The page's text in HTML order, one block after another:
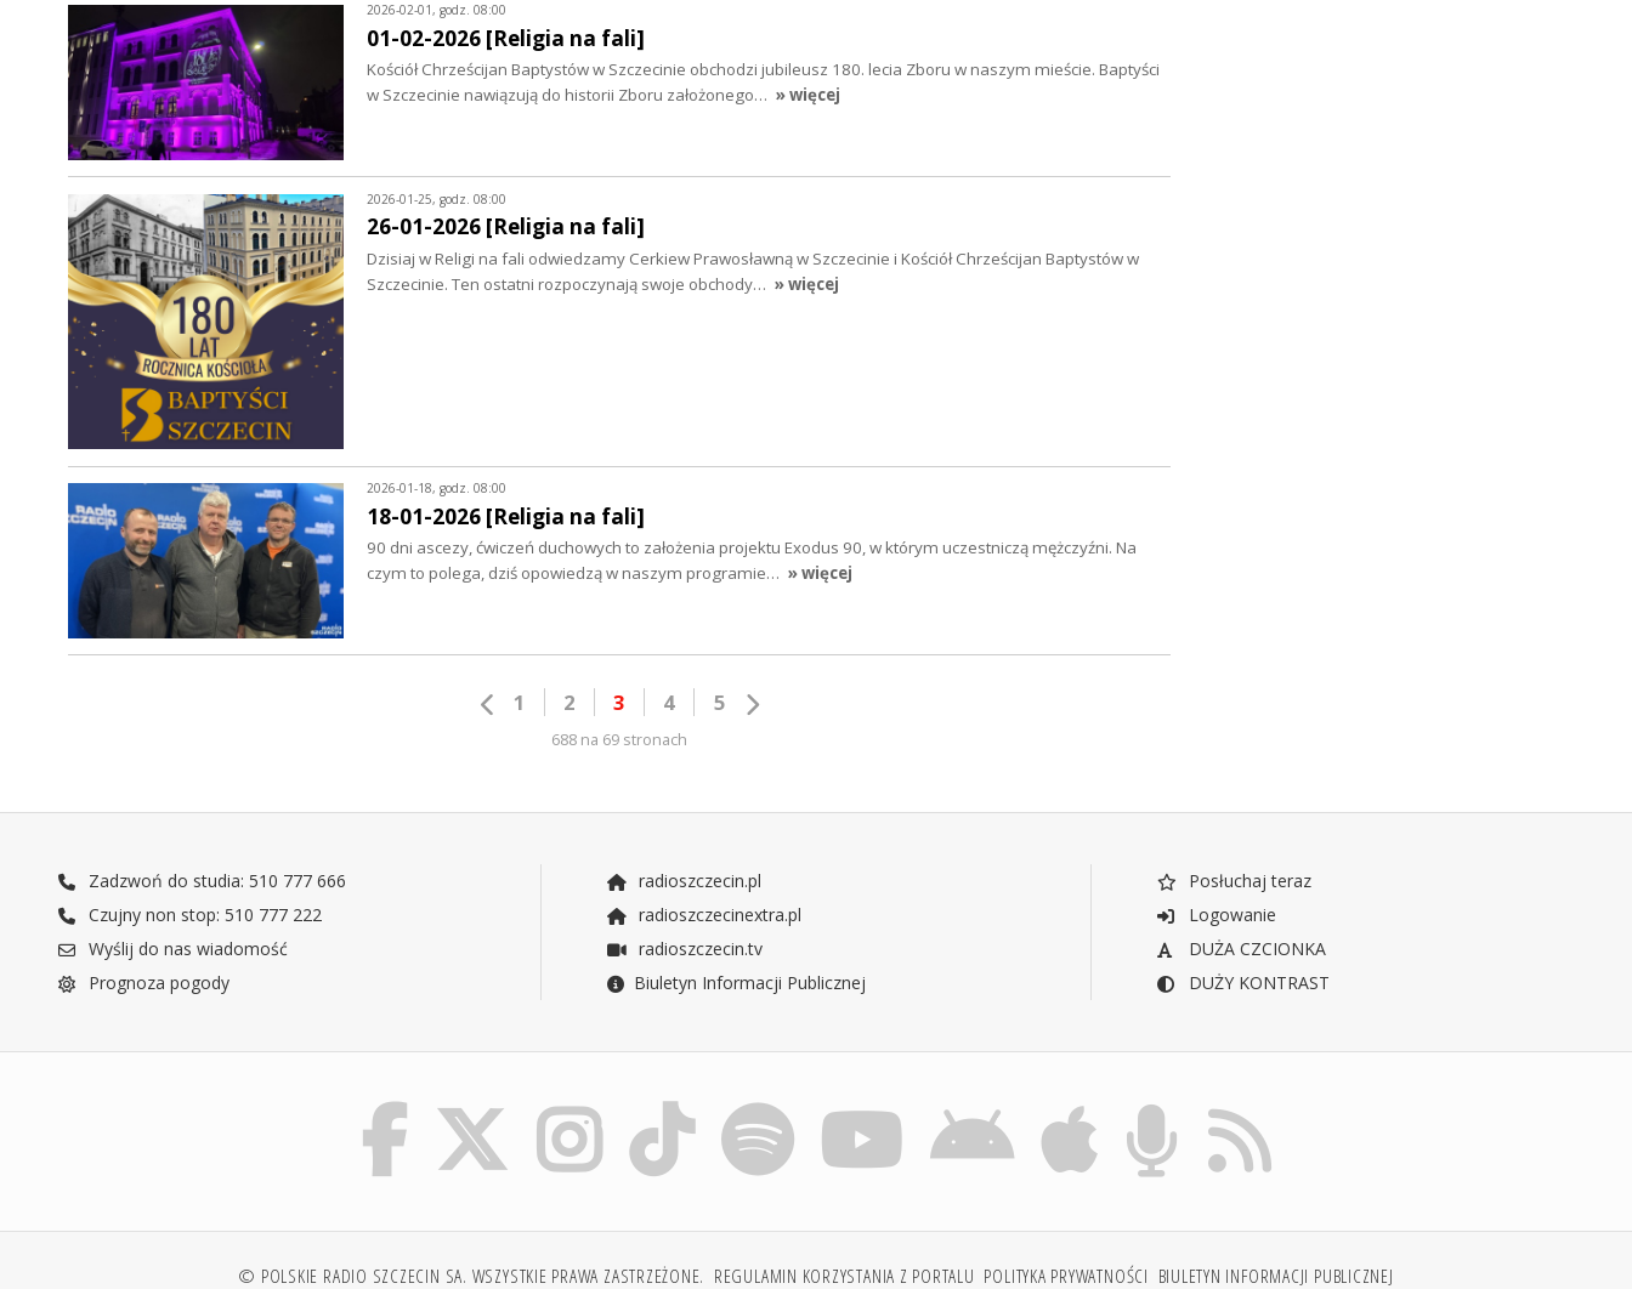
2026-02-01, godz. 08:00
01-02-2026 [Religia na fali]
Kościół Chrześcijan Baptystów w Szczecinie obchodzi jubileusz 180. lecia Zboru w naszym mieście. Baptyści
w Szczecinie nawiązują do historii Zboru założonego… » więcej
2026-01-25, godz. 08:00
26-01-2026 [Religia na fali]
Dzisiaj w Religi na fali odwiedzamy Cerkiew Prawosławną w Szczecinie i Kościół Chrześcijan Baptystów w
Szczecinie. Ten ostatni rozpoczynają swoje obchody… » więcej
2026-01-18, godz. 08:00
18-01-2026 [Religia na fali]
90 dni ascezy, ćwiczeń duchowych to założenia projektu Exodus 90, w którym uczestniczą mężczyźni. Na
czym to polega, dziś opowiedzą w naszym programie… » więcej
1 2 3 4 5
688 na 69 stronach
Zadzwoń do studia: 510 777 666
Czujny non stop: 510 777 222
Wyślij do nas wiadomość
Prognoza pogody
radioszczecin.pl
radioszczecinextra.pl
radioszczecin.tv
Biuletyn Informacji Publicznej
Posłuchaj teraz
Logowanie
DUŻA CZCIONKA
DUŻY KONTRAST
© POLSKIE RADIO SZCZECIN SA. WSZYSTKIE PRAWA ZASTRZEŻONE. REGULAMIN KORZYSTANIA Z PORTALU POLITYKA PRYWATNOŚCI BIULETYN INFORMACJI PUBLICZNEJ